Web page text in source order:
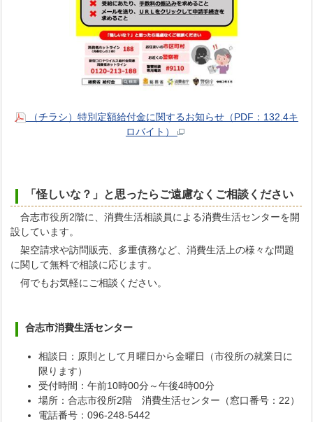
（チラシ）特別定額給付金に関するお知らせ（PDF：132.4キ
ロバイト）
「怪しいな？」と思ったらご遠慮なくご相談ください
合志市役所2階に、消費生活相談員による消費生活センターを開
設しています。
架空請求や訪問販売、多重債務など、消費生活上の様々な問題
に関して無料で相談に応じます。
何でもお気軽にご相談ください。
合志市消費生活センター
相談日：原則として月曜日から金曜日（市役所の就業日に
限ります）
受付時間：午前10時00分～午後4時00分
場所：合志市役所2階 消費生活センター（窓口番号：22）
電話番号：096-248-5442